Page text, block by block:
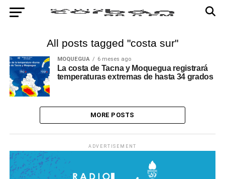
All posts tagged "costa sur"
MOQUEGUA 6 meses ago
La costa de Tacna y Moquegua registrará
temperaturas extremas de hasta 34 grados
MORE POSTS
ADVERTISEMENT